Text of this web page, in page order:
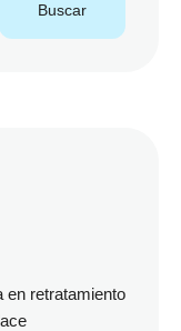
Buscar
en retratamiento